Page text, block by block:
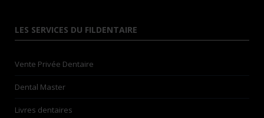
LES SERVICES DU FILDENTAIRE
Vente Privée Dentaire
Dental Master
Livres dentaires